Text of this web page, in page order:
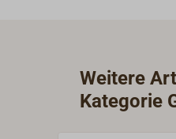
Weitere
Kategorie